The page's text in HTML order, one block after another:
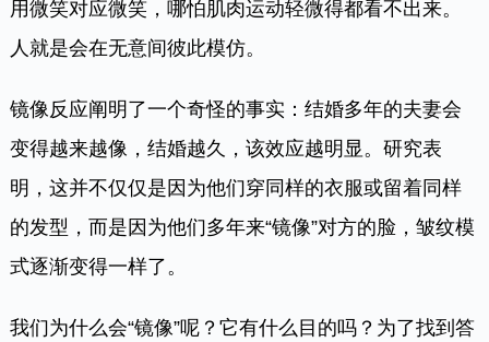
用微笑对应微笑，哪怕肌肉运动轻微得都看不出来。
人就是会在无意间彼此模仿。
镜像反应阐明了一个奇怪的事实：结婚多年的夫妻会
变得越来越像，结婚越久，该效应越明显。研究表
明，这并不仅仅是因为他们穿同样的衣服或留着同样
的发型，而是因为他们多年来“镜像”对方的脸，皱纹模
式逐渐变得一样了。
我们为什么会“镜像”呢？它有什么目的吗？为了找到答